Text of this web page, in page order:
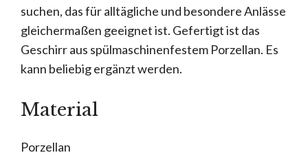
suchen, das für alltägliche und besondere Anlässe
gleichermaßen geeignet ist. Gefertigt ist das
Geschirr aus spülmaschinenfestem Porzellan. Es
kann beliebig ergänzt werden.
Material
Porzellan